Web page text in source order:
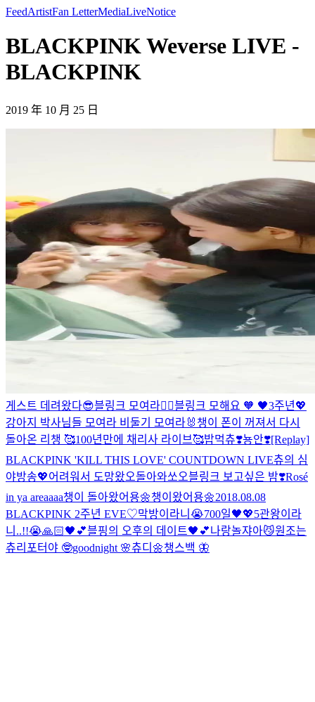
FeedArtistFan LetterMediaLiveNotice
BLACKPINK Weverse LIVE -
BLACKPINK
2019 年 10 月 25 日
게스트 데려왔다😎블링크 모여라✌🏻블링크 모해요 🧡 🖤3주년💖
강아지 박사님들 모여라 비둘기 모여라🐰 챙이 폰이 꺼져서 다시
돌아온 리챙 🥰100년만에 채리사 라이브🥰밥먹츄❣️뇽안❣️[Replay]
BLACKPINK 'KILL THIS LOVE' COUNTDOWN LIVE츄의 심
야방송💖어려워서 도망왔오돌아와쏘오블링크 보고싶은 밤❣️Rosé
in ya areaaaa챙이 돌아왔어용🌼챙이왔어용🌼2018.08.08
BLACKPINK 2주년 EVE♡막방이라니😭700일🖤💖5관왕이라
니..!!😭🙏🏻🖤💕블핑의 오후의 데이트🖤💕나랑놀쟈아😼원조는
츄리포터야 🤓goodnight 🌸츄디🌼챙스백 🦋